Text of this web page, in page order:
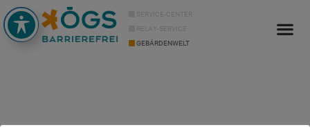
SERVICE-CENTER
RELAY-SERVICE
GEBÄRDENWELT